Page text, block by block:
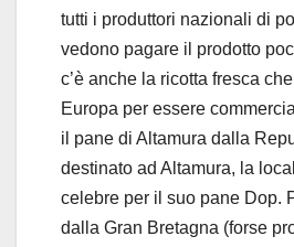
tutti i produttori nazionali di
vedono pagare il prodotto
c’è anche la ricotta fresca
Europa per essere
il pane di Altamura dalla
destinato ad Altamura, la
celebre per il suo pane Dop.
dalla Gran Bretagna (forse